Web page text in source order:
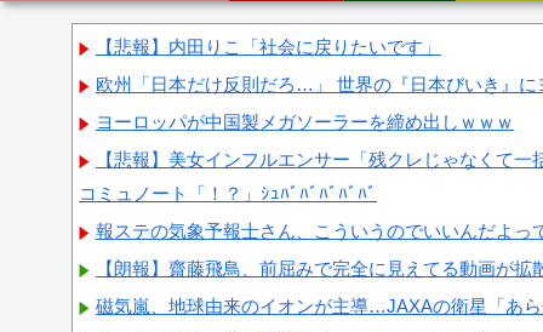
【悲報】内田りこ「社会に戻りたいです」
欧州「日本だけ反則だろ…」 世界の『日本びいき』
ヨーロッパが中国製メガソーラーを締め出しｗｗｗ
【悲報】美女インフルエンサー「残クレじゃなくて
コミュノート「！？」ｼｭﾊﾞﾊﾞﾊﾞﾊﾞﾊﾞ
報ステの気象予報士さん、こういうのでいいんだよっ
【朗報】齋藤飛鳥、前屈みで完全に見えてる動画が
磁気嵐、地球由来のイオンが主導…JAXAの衛星「あ